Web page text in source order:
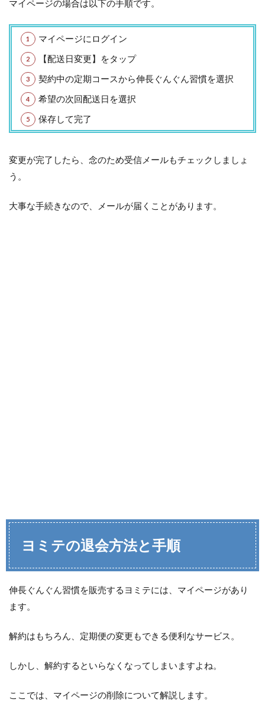
マイページの場合は以下の手順です。
マイページにログイン
【配送日変更】をタップ
契約中の定期コースから伸長ぐんぐん習慣を選択
希望の次回配送日を選択
保存して完了
変更が完了したら、念のため受信メールもチェックしましょ
う。
大事な手続きなので、メールが届くことがあります。
ヨミテの退会方法と手順
伸長ぐんぐん習慣を販売するヨミテには、マイページがあり
ます。
解約はもちろん、定期便の変更もできる便利なサービス。
しかし、解約するといらなくなってしまいますよね。
ここでは、マイページの削除について解説します。